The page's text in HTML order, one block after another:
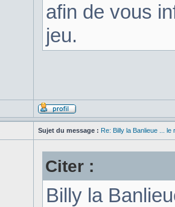
afin de vous
jeu.
Sujet du message : Re: Billy la Banlieue ... le
Citer :
Billy la